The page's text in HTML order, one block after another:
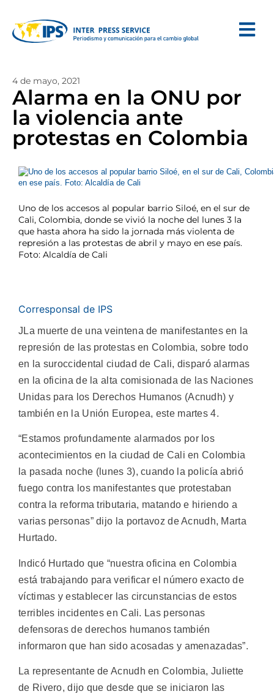
4 de mayo, 2021
Alarma en la ONU por
la violencia ante
protestas en Colombia
Uno de los accesos al popular barrio Siloé, en el sur de
Cali, Colombia, donde se vivió la noche del lunes 3 la
que hasta ahora ha sido la jornada más violenta de
represión a las protestas de abril y mayo en ese país.
Foto: Alcaldía de Cali
Corresponsal de IPS
JLa muerte de una veintena de manifestantes en la
represión de las protestas en Colombia, sobre todo
en la suroccidental ciudad de Cali, disparó alarmas
en la oficina de la alta comisionada de las Naciones
Unidas para los Derechos Humanos (Acnudh) y
también en la Unión Europea, este martes 4.
“Estamos profundamente alarmados por los
acontecimientos en la ciudad de Cali en Colombia
la pasada noche (lunes 3), cuando la policía abrió
fuego contra los manifestantes que protestaban
contra la reforma tributaria, matando e hiriendo a
varias personas” dijo la portavoz de Acnudh, Marta
Hurtado.
Indicó Hurtado que “nuestra oficina en Colombia
está trabajando para verificar el número exacto de
víctimas y establecer las circunstancias de estos
terribles incidentes en Cali. Las personas
defensoras de derechos humanos también
informaron que han sido acosadas y amenazadas”.
La representante de Acnudh en Colombia, Juliette
de Rivero, dijo que desde que se iniciaron las